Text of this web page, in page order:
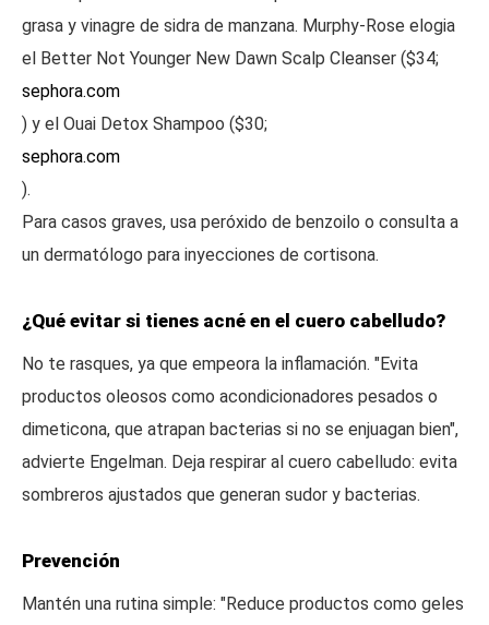
grasa y vinagre de sidra de manzana. Murphy-Rose elogia
el Better Not Younger New Dawn Scalp Cleanser ($34;
sephora.com
) y el Ouai Detox Shampoo ($30;
sephora.com
).
Para casos graves, usa peróxido de benzoilo o consulta a
un dermatólogo para inyecciones de cortisona.
¿Qué evitar si tienes acné en el cuero cabelludo?
No te rasques, ya que empeora la inflamación. "Evita
productos oleosos como acondicionadores pesados o
dimeticona, que atrapan bacterias si no se enjuagan bien",
advierte Engelman. Deja respirar al cuero cabelludo: evita
sombreros ajustados que generan sudor y bacterias.
Prevención
Mantén una rutina simple: "Reduce productos como geles